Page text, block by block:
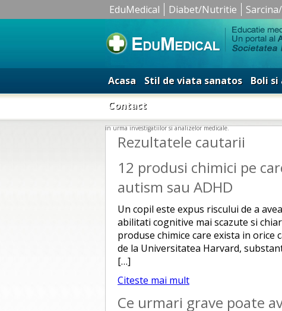
EduMedical Diabet/Nutritie
Acasa Stil de viata sanatos Boli
Contact
in urma investigatiilor si analizelor medicale.
Rezultatele cautarii
12 produsi chimici pe
autism sau ADHD
Un copil este expus riscului de a
abilitati cognitive mai scazute si
produse chimice care exista in
de la Universitatea Harvard,
[…]
Citeste mai mult
Ce urmari grave poate